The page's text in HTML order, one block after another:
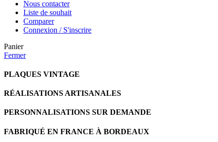
Nous contacter
Liste de souhait
Comparer
Connexion / S'inscrire
Panier
Fermer
PLAQUES VINTAGE
RÉALISATIONS ARTISANALES
PERSONNALISATIONS SUR DEMANDE
FABRIQUÉ EN FRANCE À BORDEAUX